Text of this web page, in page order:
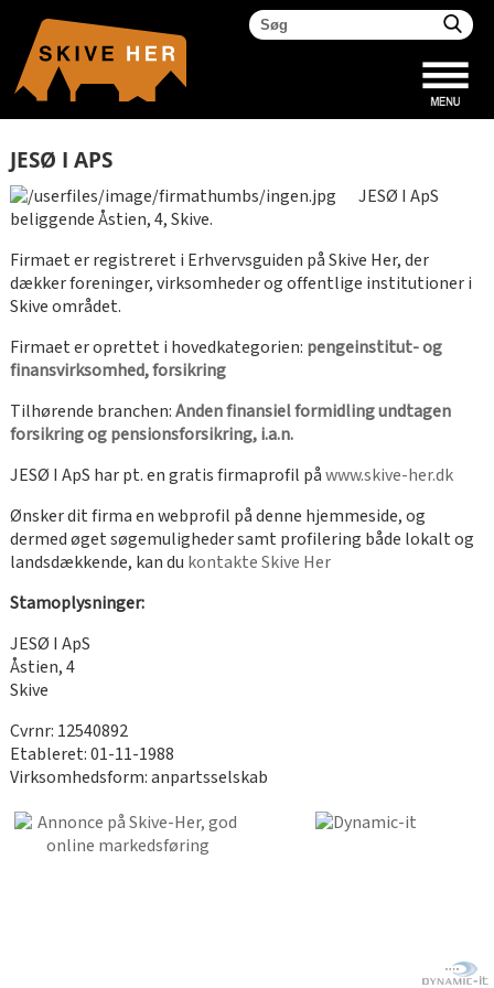
JESØ I APS
JESØ I ApS
beliggende Åstien, 4, Skive.
Firmaet er registreret i Erhvervsguiden på Skive Her, der
dækker foreninger, virksomheder og offentlige institutioner i
Skive området.
Firmaet er oprettet i hovedkategorien: pengeinstitut- og
finansvirksomhed, forsikring
Tilhørende branchen:Anden finansiel formidling undtagen
forsikring og pensionsforsikring, i.a.n.
JESØ I ApS har pt. en gratis firmaprofil påwww.skive-her.dk
Ønsker dit firma en webprofil på denne hjemmeside, og
dermed øget søgemuligheder samt profilering både lokalt og
landsdækkende, kan du kontakte Skive Her
Stamoplysninger:
JESØ I ApS
Åstien, 4
Skive
Cvrnr: 12540892
Etableret: 01-11-1988
Virksomhedsform: anpartsselskab